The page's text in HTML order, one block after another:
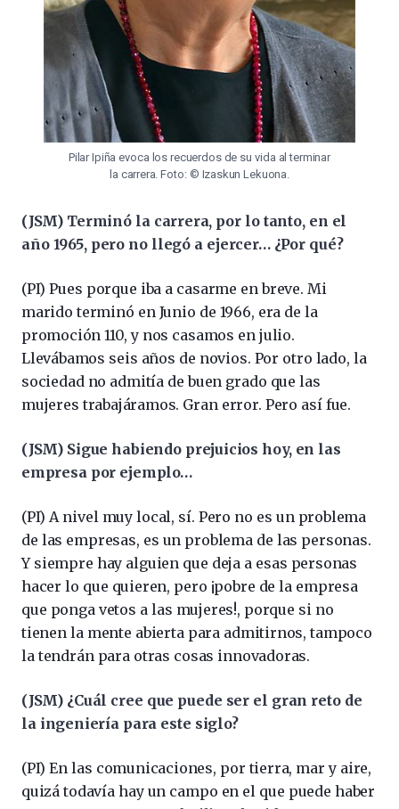
Pilar Ipiña evoca los recuerdos de su vida al terminar
la carrera. Foto: © Izaskun Lekuona.
(JSM) Terminó la carrera, por lo tanto, en el
año 1965, pero no llegó a ejercer… ¿Por qué?
(PI) Pues porque iba a casarme en breve. Mi
marido terminó en Junio de 1966, era de la
promoción 110, y nos casamos en julio.
Llevábamos seis años de novios. Por otro lado, la
sociedad no admitía de buen grado que las
mujeres trabajáramos. Gran error. Pero así fue.
(JSM) Sigue habiendo prejuicios hoy, en las
empresa por ejemplo…
(PI) A nivel muy local, sí. Pero no es un problema
de las empresas, es un problema de las personas.
Y siempre hay alguien que deja a esas personas
hacer lo que quieren, pero ¡pobre de la empresa
que ponga vetos a las mujeres!, porque si no
tienen la mente abierta para admitirnos, tampoco
la tendrán para otras cosas innovadoras.
(JSM) ¿Cuál cree que puede ser el gran reto de
la ingeniería para este siglo?
(PI) En las comunicaciones, por tierra, mar y aire,
quizá todavía hay un campo en el que puede haber